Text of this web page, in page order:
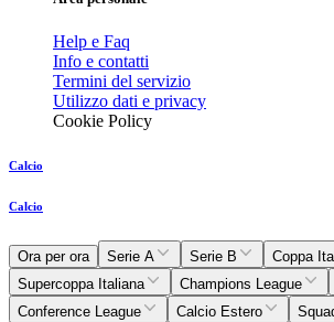
Help e Faq
Info e contatti
Termini del servizio
Utilizzo dati e privacy
Cookie Policy
Calcio
Calcio
Ora per ora Serie A Serie B
Coppa
Supercoppa Italiana
Champions League
Conference League
Calcio Estero